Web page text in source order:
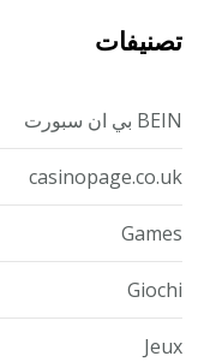
تصنيفات
BEIN بي ان سبورت
casinopage.co.uk
Games
Giochi
Jeux